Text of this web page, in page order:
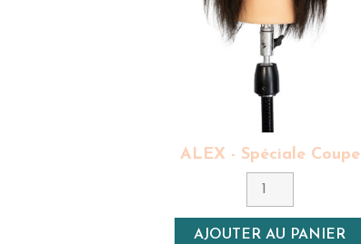
Couleur
Densité
ALEX - Spéciale Coupe
AJOUTER AU PANIER